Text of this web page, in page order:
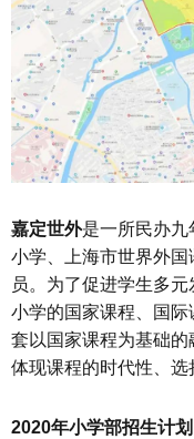
嘉定世外是一所民办九
小学、上海市世界外
员。为了促进学生多
小学的国家课程、国
套以国家课程为基础
体现课程的时代性、选
2020年小学部招生计划